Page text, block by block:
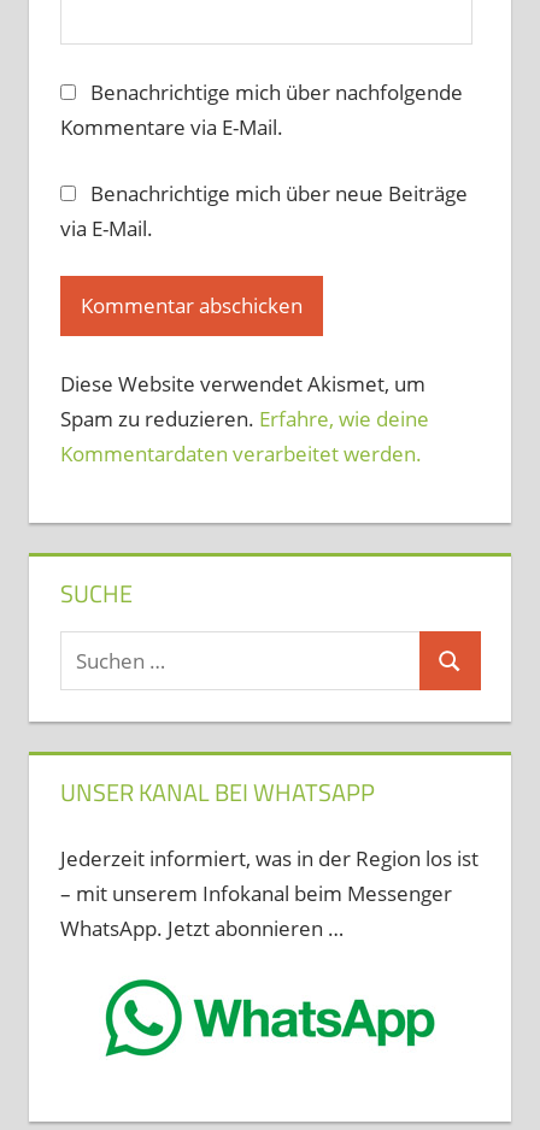
Benachrichtige mich über nachfolgende
Kommentare via E-Mail.
Benachrichtige mich über neue Beiträge
via E-Mail.
Diese Website verwendet Akismet, um
Spam zu reduzieren. Erfahre, wie deine
Kommentardaten verarbeitet werden.
SUCHE
Suchen
nach:
Suchen
UNSER KANAL BEI WHATSAPP
Jederzeit informiert, was in der Region los ist
– mit unserem Infokanal beim Messenger
WhatsApp. Jetzt abonnieren …